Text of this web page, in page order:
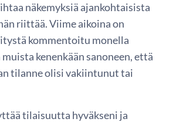
näkemyksiä ajankohtaisista
riittää. Viime aikoina on
kommentoitu monella
kenenkään sanoneen, että
tilanne olisi vakiintunut tai
tilaisuutta hyväkseni ja